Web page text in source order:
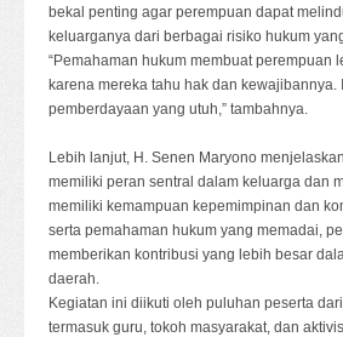
bekal penting agar perempuan dapat
keluarganya dari berbagai risiko hukum
“Pemahaman hukum membuat perempuan
karena mereka tahu hak dan kewajibannya.
pemberdayaan yang utuh,” tambahnya.
Lebih lanjut, H. Senen Maryono
memiliki peran sentral dalam keluarga dan
memiliki kemampuan kepemimpinan dan
serta pemahaman hukum yang memadai,
memberikan kontribusi yang lebih besar
daerah.
Kegiatan ini diikuti oleh puluhan peserta
termasuk guru, tokoh masyarakat, dan